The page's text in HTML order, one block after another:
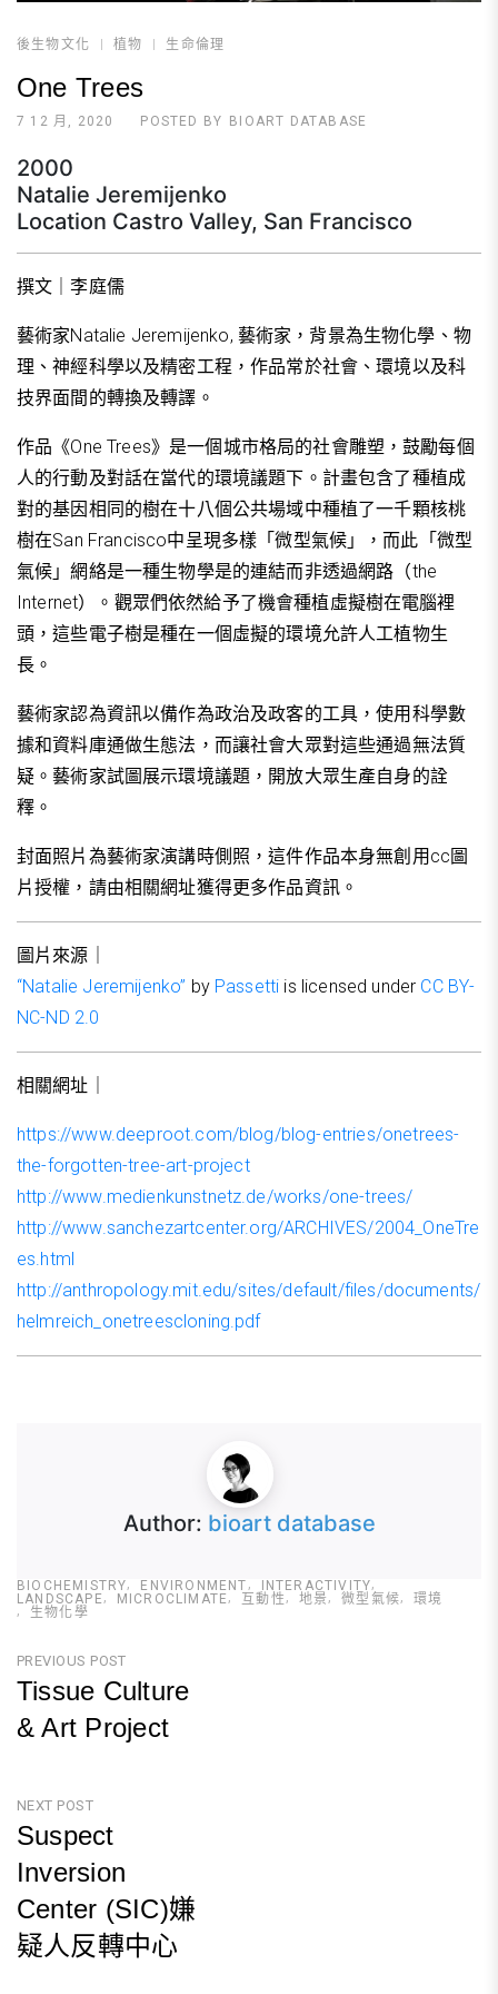
後生物文化 植物 生命倫理
One Trees
7 12 月, 2020 POSTED BY BIOART DATABASE
2000
Natalie Jeremijenko
Location Castro Valley, San Francisco
撰文｜李庭儒
藝術家Natalie Jeremijenko, 藝術家，背景為生物化學、物
理、神經科學以及精密工程，作品常於社會、環境以及科
技界面間的轉換及轉譯。
作品《One Trees》是一個城市格局的社會雕塑，鼓勵每個
人的行動及對話在當代的環境議題下。計畫包含了種植成
對的基因相同的樹在十八個公共場域中種植了一千顆核桃
樹在San Francisco中呈現多樣「微型氣候」，而此「微型
氣候」網絡是一種生物學是的連結而非透過網路（the
Internet）。觀眾們依然給予了機會種植虛擬樹在電腦裡
頭，這些電子樹是種在一個虛擬的環境允許人工植物生
長。
藝術家認為資訊以備作為政治及政客的工具，使用科學數
據和資料庫通做生態法，而讓社會大眾對這些通過無法質
疑。藝術家試圖展示環境議題，開放大眾生產自身的詮
釋。
封面照片為藝術家演講時側照，這件作品本身無創用cc圖
片授權，請由相關網址獲得更多作品資訊。
圖片來源｜
“Natalie Jeremijenko” by Passetti is licensed under CC BY-
NC-ND 2.0
相關網址｜
https://www.deeproot.com/blog/blog-entries/onetrees-
the-forgotten-tree-art-project
http://www.medienkunstnetz.de/works/one-trees/
http://www.sanchezartcenter.org/ARCHIVES/2004_OneTre
es.html
http://anthropology.mit.edu/sites/default/files/documents/
helmreich_onetreescloning.pdf
Author: bioart database
BIOCHEMISTRY ENVIRONMENT
INTERACTIVITY
LANDSCAPE
MICROCLIMATE 互動性 地景 微型氣候
環境
生物化學
文
章
導
覽
PREVIOUS POST
Tissue Culture
& Art Project
NEXT POST
Suspect
Inversion
Center (SIC)嫌
疑人反轉中心